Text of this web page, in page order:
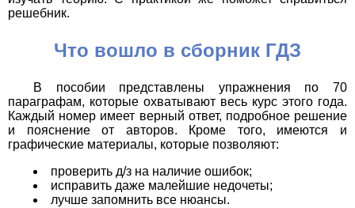
решебник.
Что вошло в сборник ГДЗ
В пособии представлены упражнения по 70
параграфам, которые охватывают весь курс этого года.
Каждый номер имеет верный ответ, подробное решение
и пояснение от авторов. Кроме того, имеются и
графические материалы, которые позволяют:
проверить д/з на наличие ошибок;
исправить даже малейшие недочеты;
лучше запомнить все нюансы.